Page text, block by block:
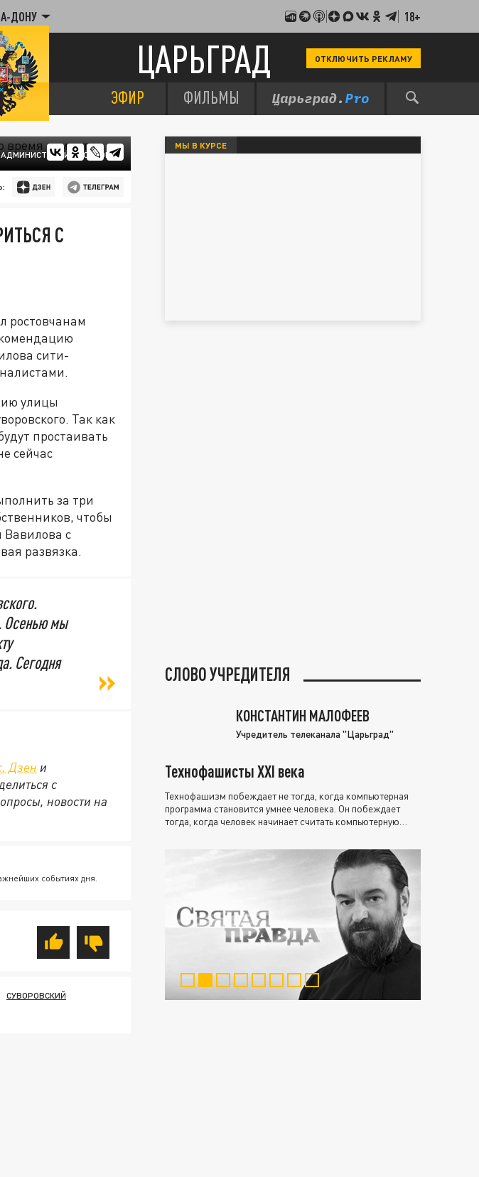
ДОНУ 18+
ЦАРЬГРАД ОТКЛЮЧИТЬ РЕКЛАМУ
ЭФИР ФИЛЬМЫ
РОСТОВА
С
ростовчанам
сити-
улицы
Так как
простаивать
сейчас
за три
чтобы
Вавилова с
развязка.
Осенью мы
Сегодня
Дзен и
с
новости на
событиях дня.
СУВОРОВСКИЙ
МЫ В КУРСЕ
СЛОВО УЧРЕДИТЕЛЯ
КОНСТАНТИН МАЛОФЕЕВ
Учредитель телеканала "Царьград"
Технофашисты XXI века
Технофашизм побеждает не тогда, когда компьютерная
программа становится умнее человека. Он побеждает
тогда, когда человек начинает считать компьютерную